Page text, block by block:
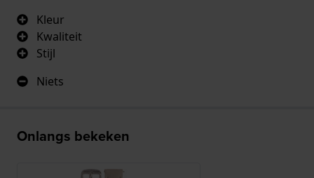
Kleur
Kwaliteit
Stijl
Niets
Onlangs bekeken